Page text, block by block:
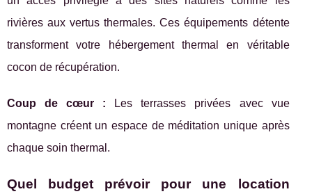
rivières aux vertus thermales. Ces équipements détente
transforment votre hébergement thermal en véritable
cocon de récupération.
Coup de cœur : Les terrasses privées avec vue
montagne créent un espace de méditation unique après
chaque soin thermal.
Quel budget prévoir pour une location